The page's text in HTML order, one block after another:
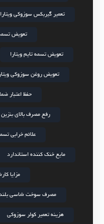
تعمیر گیربکس سوزوکی ویتارا
تعویض تسمه
تعویض تسمه تایم ویتارا
تعویض روغن سوزوکی
حفظ اعتبار
رفع مصرف بالای بنزین
علائم خرابی
مایع خنک کننده استاندارد
مزایا
مصرف سوخت شاسی بلند
هزینه تعمیر کولر سوزوکی